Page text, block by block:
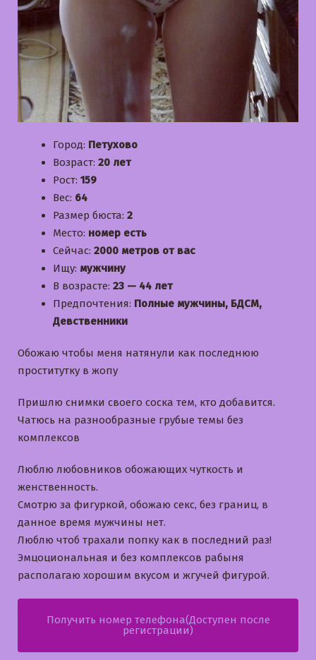
Город: Петухово
Возраст: 20 лет
Рост: 159
Вес: 64
Размер бюста: 2
Место: номер есть
Сейчас: 2000 метров от вас
Ищу: мужчину
В возрасте: 23 — 44 лет
Предпочтения: Полные мужчины, БДСМ,
Девственники
Обожаю чтобы меня натянули как последнюю
проститутку в жопу
Пришлю снимки своего соска тем, кто добавится.
Чатюсь на разнообразные грубые темы без
комплексов
Люблю любовников обожающих чуткость и
женственность.
Смотрю за фигуркой, обожаю секс, без границ, в
данное время мужчины нет.
Люблю чтоб трахали попку как в последний раз!
Эмцоциональная и без комплексов рабыня
располагаю хорошим вкусом и жгучей фигурой.
Получить номер телефона(Доступен после
регистрации)